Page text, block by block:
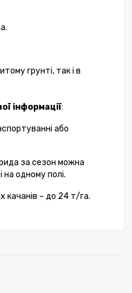
грунті, так і в
інформації:
або
за сезон можна
одному полі.
качанів – до 24 т/га.